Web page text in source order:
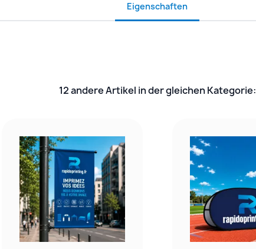
Eigenschaften
12 andere Artikel in der gleichen Kategorie: